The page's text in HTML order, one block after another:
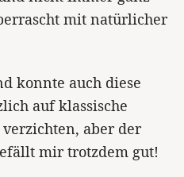
mit natürlicher
konnte auch diese
auf klassische
aber der
mir trotzdem gut!